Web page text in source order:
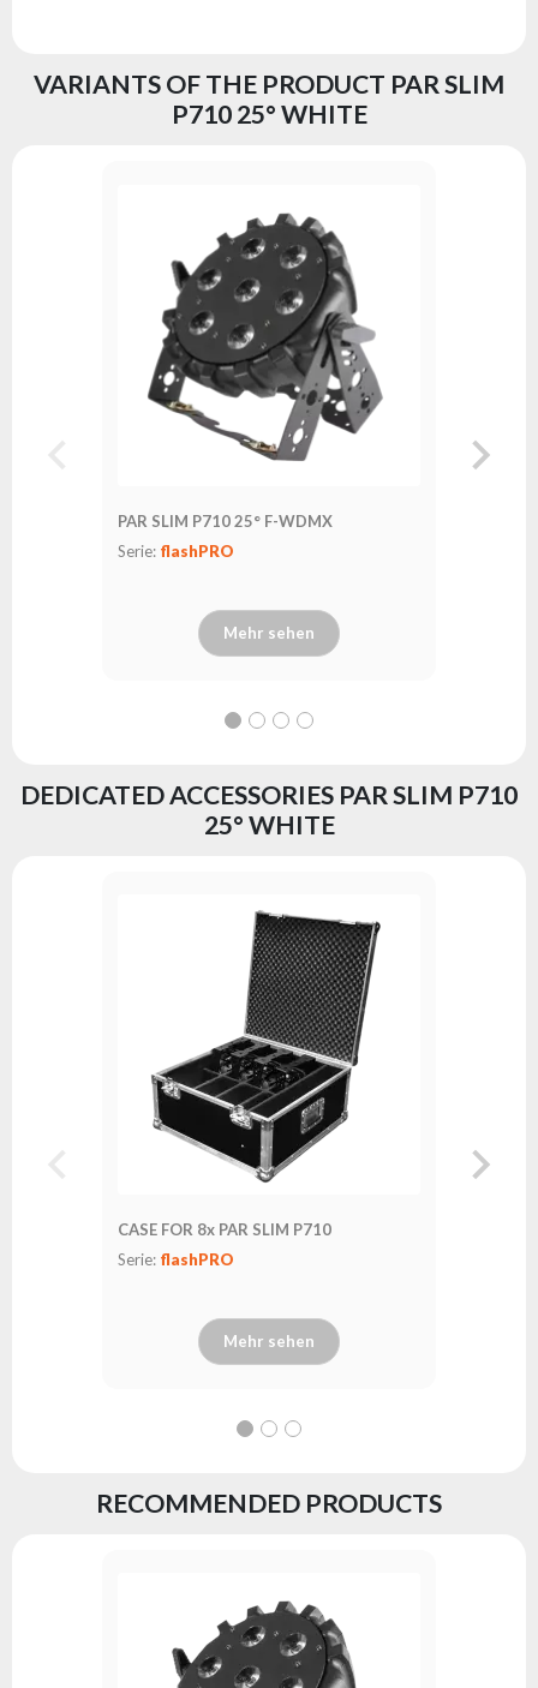
VARIANTS OF THE PRODUCT PAR SLIM
P710 25° WHITE
PAR SLIM P710 25° F-WDMX
Serie: flashPRO
Mehr sehen
DEDICATED ACCESSORIES PAR SLIM P710
25° WHITE
CASE FOR 8x PAR SLIM P710
Serie: flashPRO
Mehr sehen
RECOMMENDED PRODUCTS